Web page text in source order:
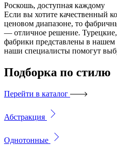
Роскошь, доступная каждому
Если вы хотите качественный
ценовом диапазоне, то
— отличное решение.
фабрики представлены в
наши специалисты помогут
Подборка по стилю
Перейти в каталог
Абстракция
Однотонные